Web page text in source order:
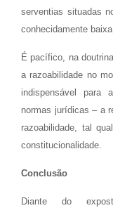
serventias situadas
conhecidamente
É pacífico, na
a razoabilidade no
indispensável para
normas jurídicas – a
razoabilidade, tal
constitucionalidade.
Conclusão
Diante do